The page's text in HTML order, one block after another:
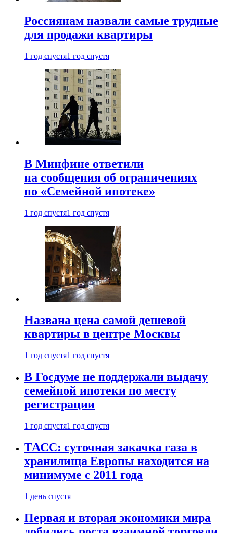
Россиянам назвали самые трудные
для продажи квартиры
1 год спустя1 год спустя
В Минфине ответили
на сообщения об ограничениях
по «Семейной ипотеке»
1 год спустя1 год спустя
Названа цена самой дешевой
квартиры в центре Москвы
1 год спустя1 год спустя
В Госдуме не поддержали выдачу
семейной ипотеки по месту
регистрации
1 год спустя1 год спустя
ТАСС: суточная закачка газа в
хранилища Европы находится на
минимуме с 2011 года
1 день спустя
Первая и вторая экономики мира